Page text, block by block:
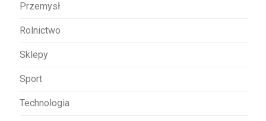
Przemysł
Rolnictwo
Sklepy
Sport
Technologia